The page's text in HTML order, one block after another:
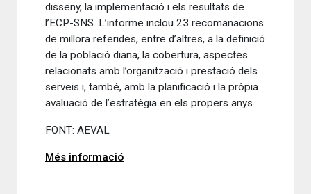
disseny, la implementació i els resultats de
l’ECP-SNS. L’informe inclou 23 recomanacions
de millora referides, entre d’altres, a la definició
de la població diana, la cobertura, aspectes
relacionats amb l’organització i prestació dels
serveis i, també, amb la planificació i la pròpia
avaluació de l’estratègia en els propers anys.
FONT: AEVAL
Més informació